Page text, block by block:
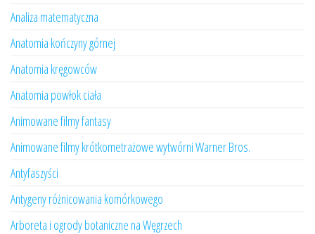
Analiza matematyczna
Anatomia kończyny górnej
Anatomia kręgowców
Anatomia powłok ciała
Animowane filmy fantasy
Animowane filmy krótkometrażowe wytwórni Warner Bros.
Antyfaszyści
Antygeny różnicowania komórkowego
Arboreta i ogrody botaniczne na Węgrzech